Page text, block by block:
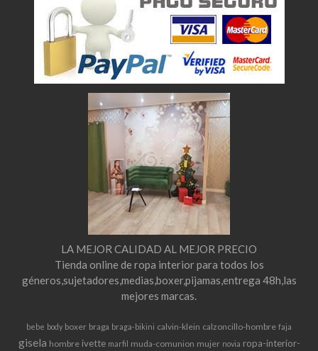
LA MEJOR CALIDAD AL MEJOR PRECIO
Tienda online de ropa interior para todos los
géneros,sujetadores,medias,boxer,pijamas,entrega 48h,las
mejores marcas.
bebe body boxer braga braga-bikini calvin-klein calzoncillo-hombre faja
gisela hombre ivette marfil muda-comunion mujer novia ropa-interior-